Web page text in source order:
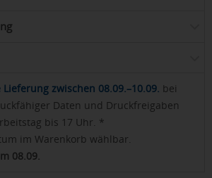
zwischen 08.09.–10.09. bei
Daten und Druckfreigaben
bis 17 Uhr. *
im Warenkorb wählbar.
08.09.